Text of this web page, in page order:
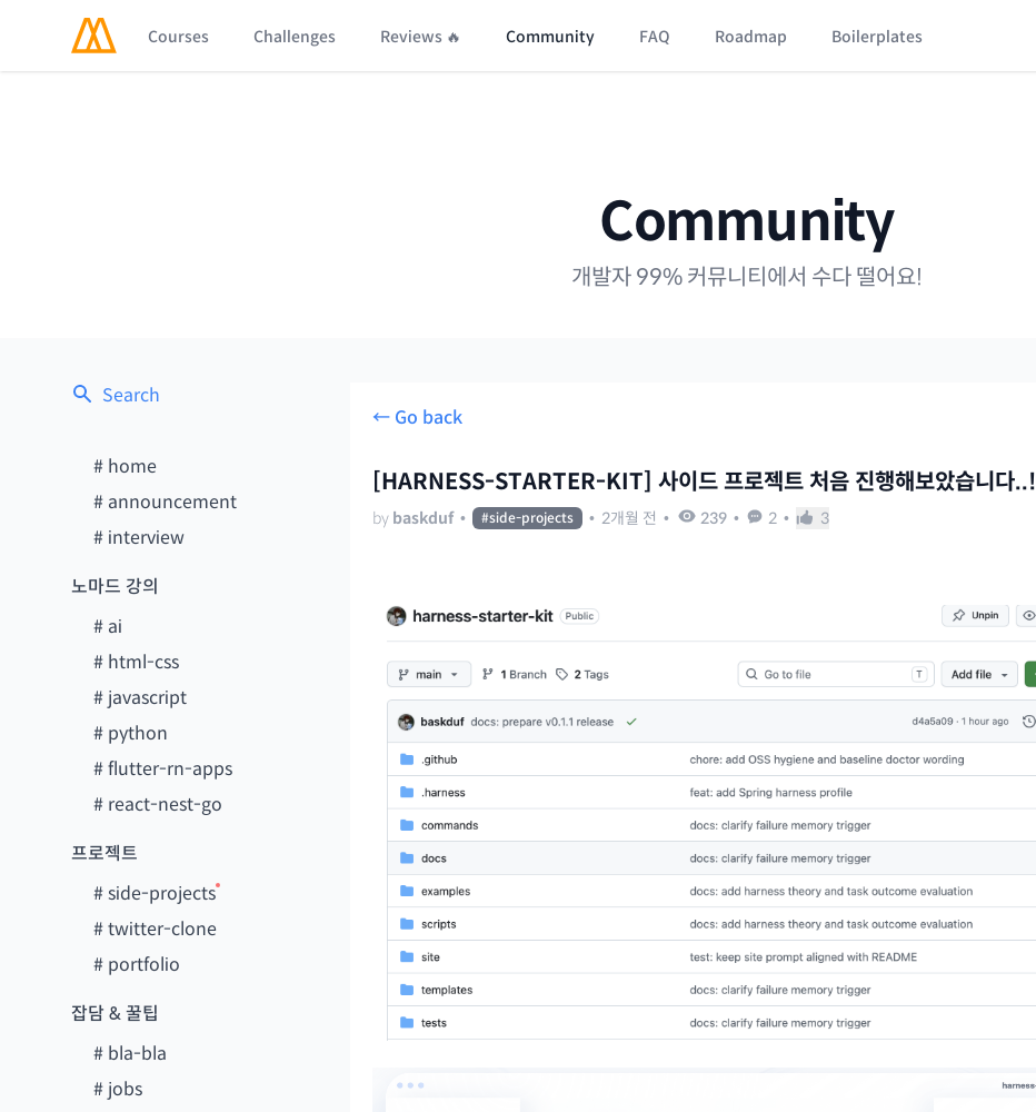
Courses Challenges Reviews 🔥 Community FAQ Roadmap Boilerplates
Community
개발자 99% 커뮤니티에서 수다 떨어요!
Search
# home
# announcement
# interview
노마드 강의
# ai
# html-css
# javascript
# python
#flutter-rn-apps
# react-nest-go
프로젝트
#side-projects
#twitter-clone
# portfolio
잡담 & 꿀팁
# bla-bla
# jobs
← Go back
[HARNESS-STARTER-KIT] 사이드 프로젝트 처음 진행해보았습니다..!
by baskduf • #side-projects • 2개월 전 • 239 • 2 • 3